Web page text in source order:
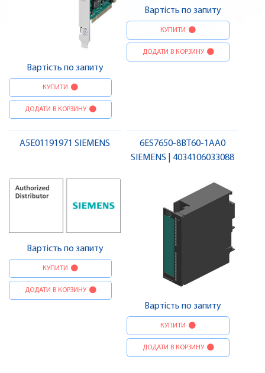
Вартість по запиту
КУПИТИ
ДОДАТИ В КОРЗИНУ
Вартість по запиту
КУПИТИ
ДОДАТИ В КОРЗИНУ
A5E01191971 SIEMENS
Вартість по запиту
КУПИТИ
ДОДАТИ В КОРЗИНУ
6ES7650-8BT60-1AA0
SIEMENS | 4034106033088
Вартість по запиту
КУПИТИ
ДОДАТИ В КОРЗИНУ